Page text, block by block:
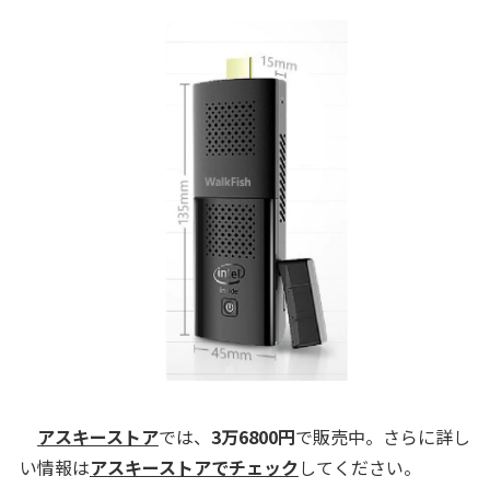
アスキーストアでは、 3万6800円で販売中。さらに詳し
い情報はアスキーストアでチェックしてください。